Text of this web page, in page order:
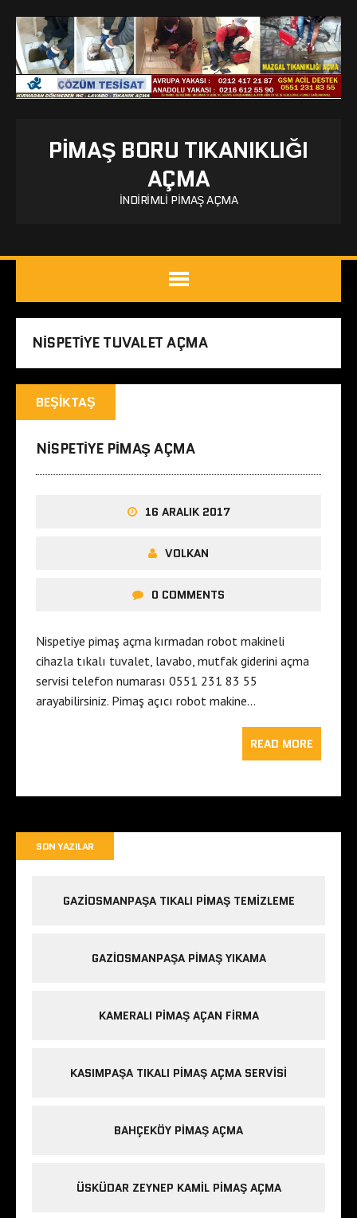
PIMAŞ BORU TIKANIKLIĞI
AÇMA
İNDIRIMLI PIMAŞ AÇMA
NISPETIYE TUVALET AÇMA
BEŞIKTAŞ
NISPETIYE PIMAŞ AÇMA
16 ARALIK 2017
VOLKAN
0 COMMENTS
Nispetiye pimaş açma kırmadan robot makineli
cihazla tıkalı tuvalet, lavabo, mutfak giderini açma
servisi telefon numarası 0551 231 83 55
arayabilirsiniz. Pimaş açıcı robot makine…
READ MORE
SON YAZILAR
GAZIOSMANPAŞA TIKALI PIMAŞ TEMIZLEME
GAZIOSMANPAŞA PIMAŞ YIKAMA
KAMERALI PIMAŞ AÇAN FIRMA
KASIMPAŞA TIKALI PIMAŞ AÇMA SERVISI
BAHÇEKÖY PIMAŞ AÇMA
ÜSKÜDAR ZEYNEP KAMIL PIMAŞ AÇMA